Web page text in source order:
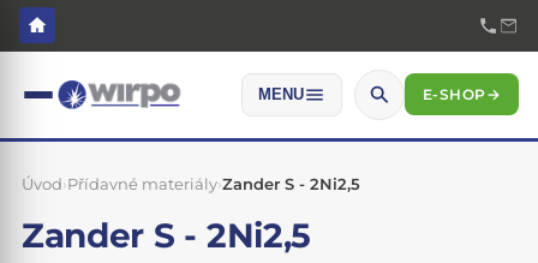
MENU E-SHOP→
Úvod›Přídavné materiály›Zander S - 2Ni2,5
Zander S - 2Ni2,5